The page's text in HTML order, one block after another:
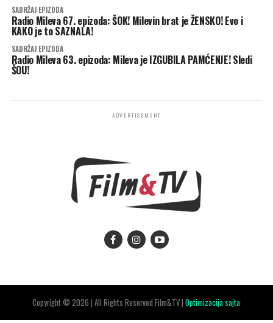
SADRŽAJ EPIZODA
Radio Mileva 67. epizoda: ŠOK! Milevin brat je ŽENSKO! Evo i
KAKO je to SAZNALA!
SADRŽAJ EPIZODA
Radio Mileva 63. epizoda: Mileva je IZGUBILA PAMĆENJE! Sledi
ŠOU!
ADVERTISEMENT
Copyright © 2026 | All Rights Reserved Film&TV |Optimizacija sajta